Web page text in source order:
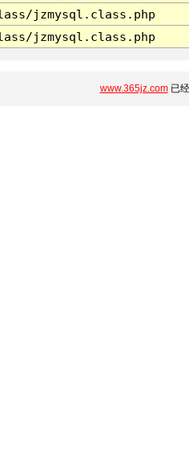
jzmysql.class.php
jzmysql.class.php
www.365jz.com已